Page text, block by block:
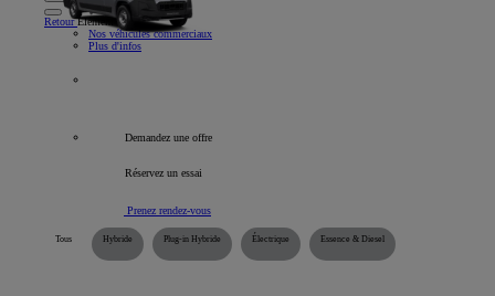
RetourÉlément
Nos véhicules commerciaux
Plus d'infos
Demandez une offre
Réservez un essai
Prenez rendez-vous
Tous Hybride Plug-in Hybride Électrique Essence & Diesel